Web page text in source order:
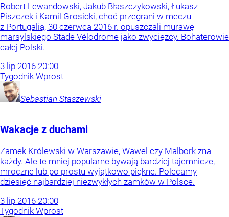
Robert Lewandowski, Jakub Błaszczykowski, Łukasz
Piszczek i Kamil Grosicki, choć przegrani w meczu
z Portugalią, 30 czerwca 2016 r. opuszczali murawę
marsylskiego Stade Vélodrome jako zwycięzcy. Bohaterowie
całej Polski.
3 lip 2016 20:00
Tygodnik Wprost
Sebastian Staszewski
Wakacje z duchami
Zamek Królewski w Warszawie, Wawel czy Malbork zna
każdy. Ale te mniej popularne bywają bardziej tajemnicze,
mroczne lub po prostu wyjątkowo piękne. Polecamy
dziesięć najbardziej niezwykłych zamków w Polsce.
3 lip 2016 20:00
Tygodnik Wprost